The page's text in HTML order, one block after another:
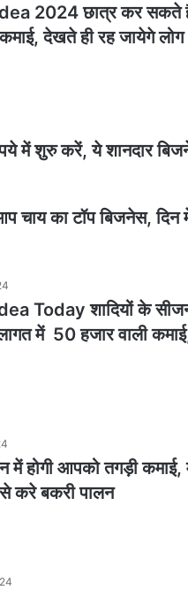
2024 छात्र कर सकते है
देखते ही रह जायेगे लोग
शुरु करें, ये शानदार
का टॉप बिजनेस, दिन
Today शादियों के
में 50 हजार वाली
में होगी आपको तगड़ी
करे बकरी पालन